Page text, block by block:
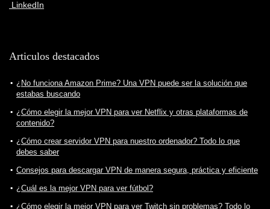
LinkedIn
Articulos destacados
¿No funciona Amazon Prime? Una VPN puede ser la solución que
estabas buscando
¿Cómo elegir la mejor VPN para ver Netflix y otras plataformas de
contenido?
¿Cómo crear servidor VPN para nuestro ordenador? Todo lo que
debes saber
Consejos para descargar VPN de manera segura, práctica y eficiente
¿Cuál es la mejor VPN para ver fútbol?
¿Cómo elegir la mejor VPN para ver Twitch sin problemas? Todo lo